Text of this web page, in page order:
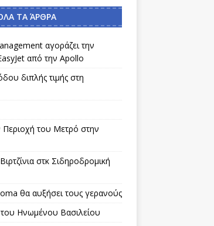
ΤΑ ΆΡΘΡΑ
αγοράζει την
από την Apollo
διπλής τιμής στη
Περιοχή του Μετρό στην
στκ Σιδηροδρομική
θα αυξήσει τους γερανούς
Ηνωμένου Βασιλείου